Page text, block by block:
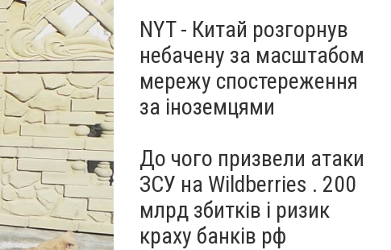
NYT - Китай розгорнув
небачену за масштабом
мережу спостереження
за іноземцями
До чого призвели атаки
ЗСУ на Wildberries . 200
млрд збитків і ризик
краху банків рф